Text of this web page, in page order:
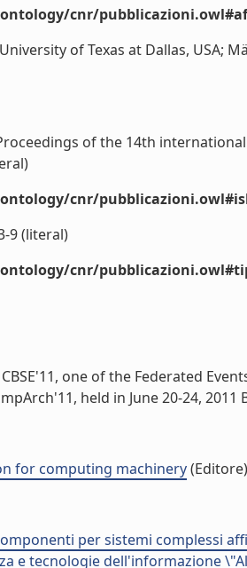
cnr/
University of Texas at Dallas, USA;
of the 14th
cnr/
9 (literal)
cnr/
one of the Federated
held in June 20-24, 2011
for computing machinery(Editore)
per sistemi complessi
e tecnologie dell'informazione